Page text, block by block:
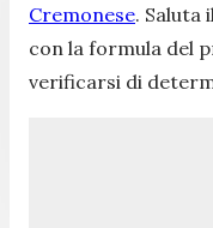
Cremonese. Saluta il
con la formula del
verificarsi di